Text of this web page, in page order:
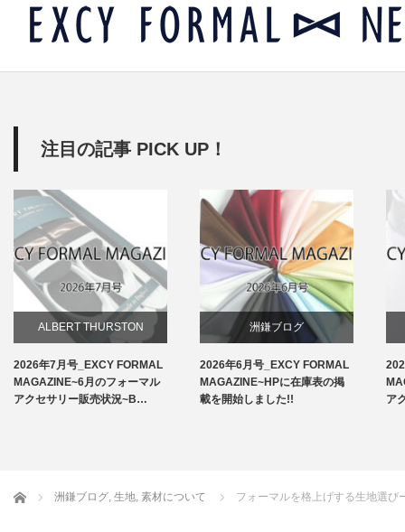
注目の記事 PICK UP！
らせFORMAL
のフォーマル
売状況~B…
2026年6月号_EXCY FORMAL
MAGAZINE~HPに在庫表の掲
載を開始しました!!
ALBERT
お知らせ
フォーマルアク
2026年5月号
MAGAZINE-4月の
アクセサリー販売
ホーム 洲鎌ブログ, 生地, 素材について フォーマルを格上げする生地選び